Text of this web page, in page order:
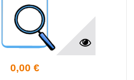
0,00 €